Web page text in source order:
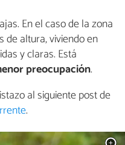
En el caso de la zona
de altura, viviendo en
y claras. Está
preocupación.
al siguiente post de
.